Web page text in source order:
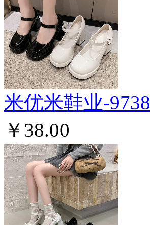
米优米鞋业-9738
￥38.00